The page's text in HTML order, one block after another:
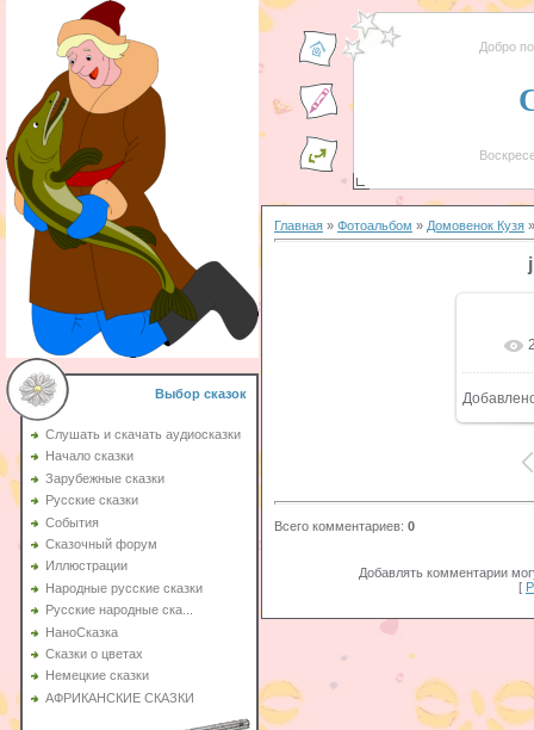
Выбор сказок
Слушать и скачать аудиосказки
Начало сказки
Зарубежные сказки
Русские сказки
События
Сказочный форум
Иллюстрации
Народные русские сказки
Русские народные ска...
НаноСказка
Сказки о цветах
Немецкие сказки
АФРИКАНСКИЕ СКАЗКИ
Добро
Главная » Фотоальбом » Домовенок Кузя
Всего комментариев: 0
Добавлять комментарии
[